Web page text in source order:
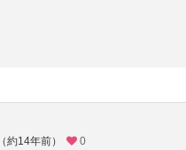
14年前）
0